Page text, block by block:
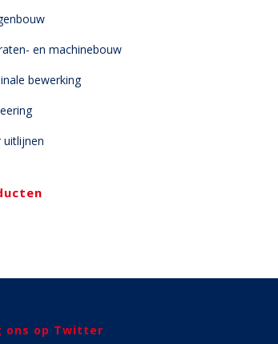
en machinebouw
bewerking
uitlijnen
ons op Twitter